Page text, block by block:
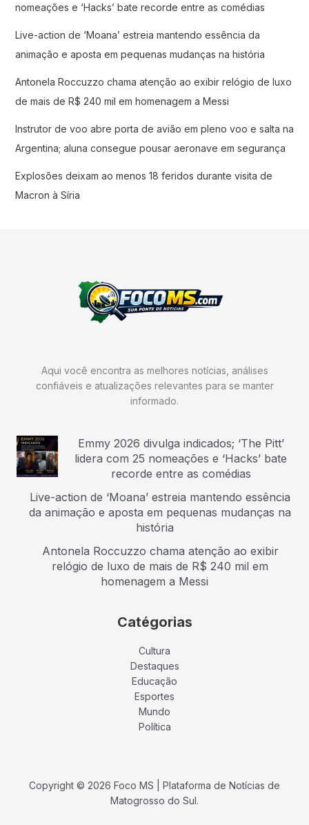
nomeações e ‘Hacks’ bate recorde entre as comédias
Live-action de ‘Moana’ estreia mantendo essência da
animação e aposta em pequenas mudanças na história
Antonela Roccuzzo chama atenção ao exibir relógio de luxo
de mais de R$ 240 mil em homenagem a Messi
Instrutor de voo abre porta de avião em pleno voo e salta na
Argentina; aluna consegue pousar aeronave em segurança
Explosões deixam ao menos 18 feridos durante visita de
Macron à Síria
Aqui você encontra as melhores notícias, análises
confiáveis e atualizações relevantes para se manter
informado.
Emmy 2026 divulga indicados; ‘The Pitt’
lidera com 25 nomeações e ‘Hacks’ bate
recorde entre as comédias
Live-action de ‘Moana’ estreia mantendo essência
da animação e aposta em pequenas mudanças na
história
Antonela Roccuzzo chama atenção ao exibir
relógio de luxo de mais de R$ 240 mil em
homenagem a Messi
Catégorias
Cultura
Destaques
Educação
Esportes
Mundo
Política
Copyright © 2026 Foco MS | Plataforma de Notícias de
Matogrosso do Sul.